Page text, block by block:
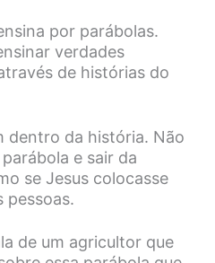
por parábolas.
verdades
de histórias do
dentro da história. Não
e sair da
se Jesus colocasse
pessoas.
de um agricultor que